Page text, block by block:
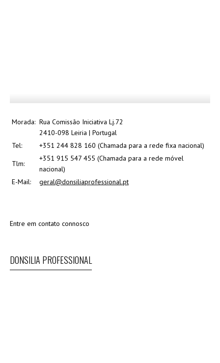
Morada: Rua Comissão Iniciativa Lj.72
2410-098 Leiria | Portugal
Tel:
+351 244 828 160 (Chamada para a rede fixa nacional)
Tlm:
+351 915 547 455 (Chamada para a rede móvel
nacional)
E-Mail:
geral@donsiliaprofessional.pt
Entre em contato connosco
DONSILIA PROFESSIONAL